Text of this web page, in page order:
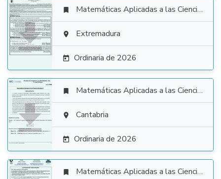

 Matemáticas Aplicadas a las Ciencias Sociales
 Extremadura
 Ordinaria de 2026

 Matemáticas Aplicadas a las Ciencias Sociales
 Cantabria
 Ordinaria de 2026
 Matemáticas Aplicadas a las Ciencias Sociales